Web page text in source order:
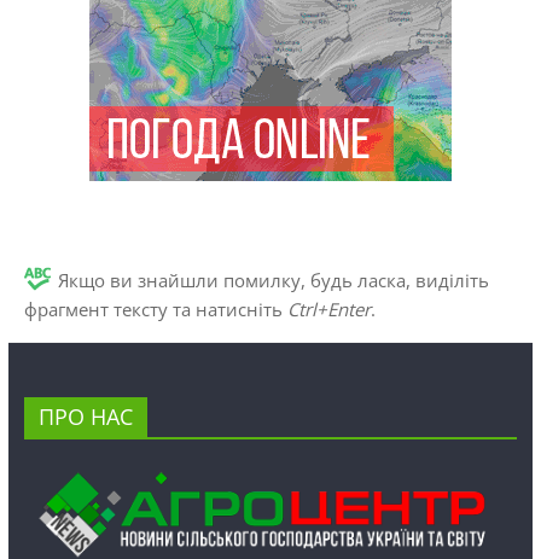
Якщо ви знайшли помилку, будь ласка, виділіть
фрагмент тексту та натисніть Ctrl+Enter.
ПРО НАС